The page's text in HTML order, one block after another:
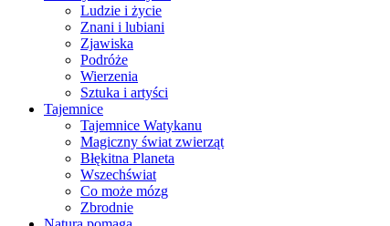
Ludzie i życie
Znani i lubiani
Zjawiska
Podróże
Wierzenia
Sztuka i artyści
Tajemnice
Tajemnice Watykanu
Magiczny świat zwierząt
Błękitna Planeta
Wszechświat
Co może mózg
Zbrodnie